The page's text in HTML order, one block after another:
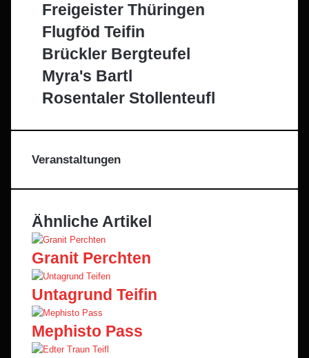
Freigeister Thüringen
Flugföd Teifin
Brückler Bergteufel
Myra's Bartl
Rosentaler Stollenteufl
Veranstaltungen
Ähnliche Artikel
Granit Perchten
Untagrund Teifin
Mephisto Pass